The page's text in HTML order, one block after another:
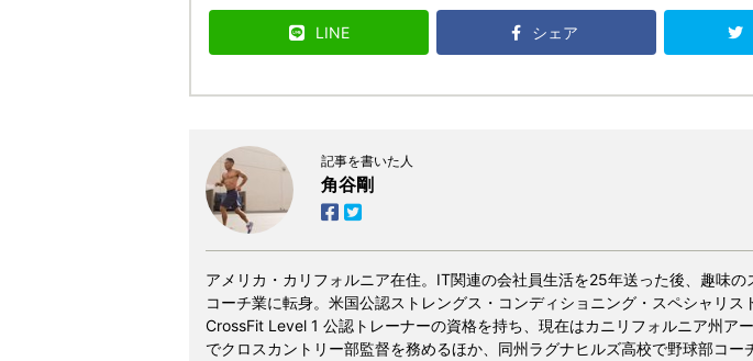
LINE シェア
記事を書いた人
角谷剛
アメリカ・カリフォルニア在住。IT関連の会社員生活を25年送った後、趣味の
コーチ業に転身。米国公認ストレングス・コンディショニング・スペシャリス
CrossFit Level 1 公認トレーナーの資格を持ち、現在はカニリフォルニア州ア
でクロスカントリー部監督を務めるほか、同州ラグナヒルズ高校で野球部コー